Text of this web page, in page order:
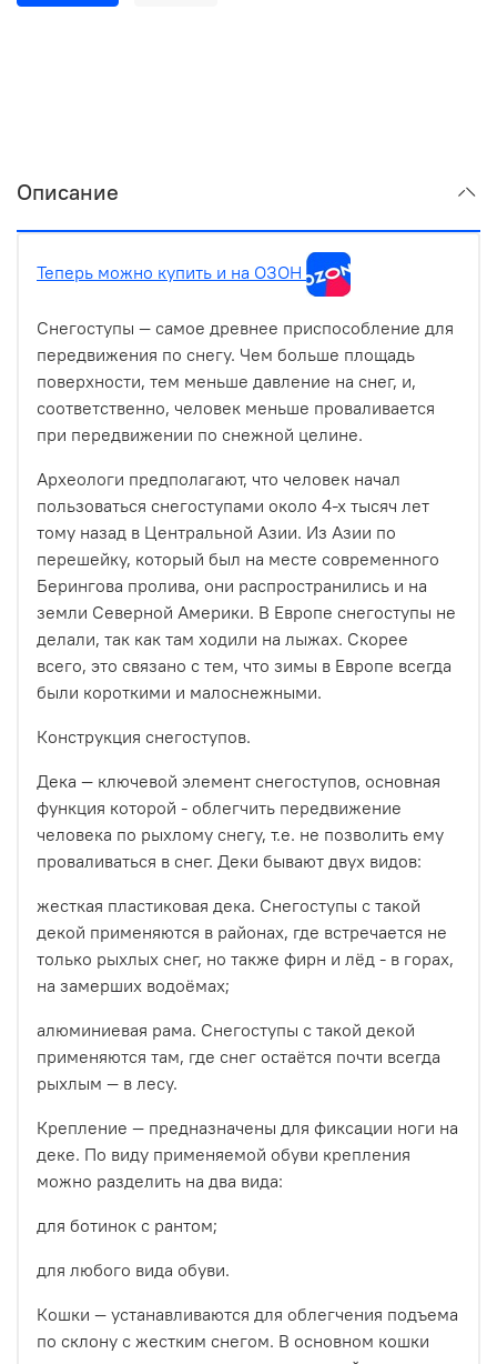
Описание
Теперь можно купить и на ОЗОН
Снегоступы — самое древнее приспособление для
передвижения по снегу. Чем больше площадь
поверхности, тем меньше давление на снег, и,
соответственно, человек меньше проваливается
при передвижении по снежной целине.
Археологи предполагают, что человек начал
пользоваться снегоступами около 4-х тысяч лет
тому назад в Центральной Азии. Из Азии по
перешейку, который был на месте современного
Берингова пролива, они распространились и на
земли Северной Америки. В Европе снегоступы не
делали, так как там ходили на лыжах. Скорее
всего, это связано с тем, что зимы в Европе всегда
были короткими и малоснежными.
Конструкция снегоступов.
Дека — ключевой элемент снегоступов, основная
функция которой - облегчить передвижение
человека по рыхлому снегу, т.е. не позволить ему
проваливаться в снег. Деки бывают двух видов:
жесткая пластиковая дека. Снегоступы с такой
декой применяются в районах, где встречается не
только рыхлых снег, но также фирн и лёд - в горах,
на замерших водоёмах;
алюминиевая рама. Снегоступы с такой декой
применяются там, где снег остаётся почти всегда
рыхлым — в лесу.
Крепление — предназначены для фиксации ноги на
деке. По виду применяемой обуви крепления
можно разделить на два вида:
для ботинок с рантом;
для любого вида обуви.
Кошки — устанавливаются для облегчения подъема
по склону с жестким снегом. В основном кошки